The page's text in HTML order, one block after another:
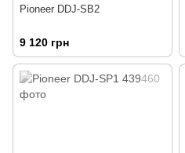
Pioneer DDJ-SB2
9 120 грн